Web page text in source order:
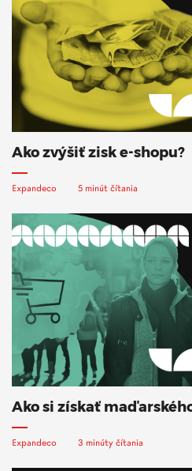
Ako zvýšiť zisk e-shopu?
Expandeco 5 minút čítania
Ako si získať
Expandeco 3 minúty čítania